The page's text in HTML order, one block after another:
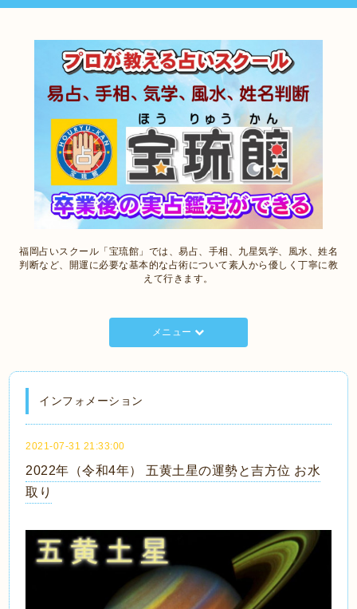
福岡占いスクール「宝琉館」では、易占、手相、九星気学、風水、姓名
判断など、開運に必要な基本的な占術について素人から優しく丁寧に教
えて行きます。
メニュー
インフォメーション
2021-07-31 21:33:00
2022年（令和4年） 五黄土星の運勢と吉方位 お水
取り